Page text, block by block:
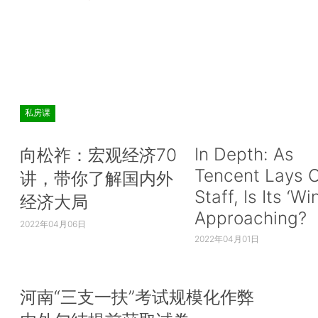
私房课
向松祚：宏观经济70
讲，带你了解国内外
经济大局
2022年04月06日
In Depth: As
Tencent Lays
Staff, Is Its
Approaching?
2022年04月01日
河南“三支一扶”考试规模化作弊